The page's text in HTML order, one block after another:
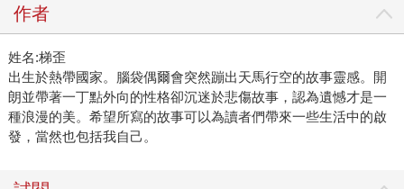
作者
姓名:梯歪
出生於熱帶國家。腦袋偶爾會突然蹦出天馬行空的故事靈感。開
朗並帶著一丁點外向的性格卻沉迷於悲傷故事，認為遺憾才是一
種浪漫的美。希望所寫的故事可以為讀者們帶來一些生活中的啟
發，當然也包括我自己。